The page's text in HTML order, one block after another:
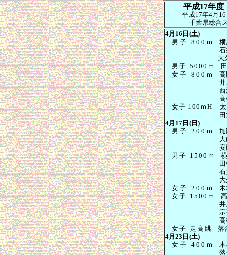
平成17年
平成17年4月
千葉県総合
4月16日(土)
男子 800 ｍ
石井
男子 5000 ｍ
女子 800 ｍ
井上
高橋由
女子 100ｍ H
田才
4月17日(日)
男子 200 ｍ
大山
安藤
男子 1500 ｍ
石井
大久保
女子 200 ｍ
木
女子 1500 ｍ
宗亭未
高橋由
女子 走高跳
4月23日(土)
女子 400 ｍ
木
落合